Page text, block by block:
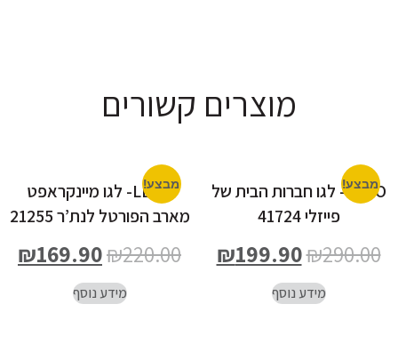
מוצרים קשורים
מבצע!LEGO- לגו חברות הבית של
פייזלי 41724
₪290.00
₪199.90
מידע נוסף
מבצע!
LEGO- לגו מיינקראפט
מארב הפורטל לנת’ר 21255
₪220.00
₪169.90
מידע נוסף